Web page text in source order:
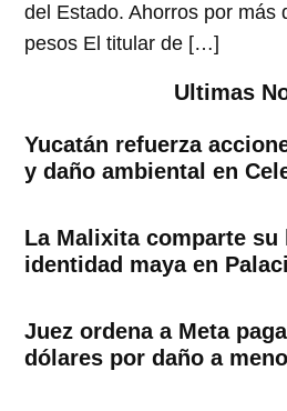
del Estado. Ahorros por más
pesos El titular de […]
Ultimas
Yucatán refuerza
y daño ambiental en
La Malixita comparte su
identidad maya en
Juez ordena a Meta
dólares por daño a